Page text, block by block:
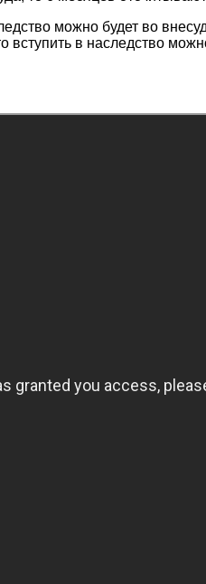
можно будет во
вступить в наследство